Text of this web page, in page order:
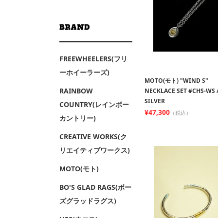
MOTO(モト) "WIND S"
NECKLACE SET #CHS-WS
SILVER
¥47,300 （税込）
BRAND
FREEWHEELERS(フリ
ーホイーラーズ)
RAINBOW
COUNTRY(レインボー
カントリー)
CREATIVE WORKS(ク
リエイティブワークス)
MOTO(モト)
BO'S GLAD RAGS(ボー
ズグラッドラグス)